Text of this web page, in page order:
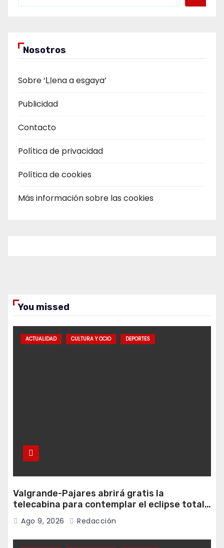
Nosotros
Sobre ‘Ḷḷena a esgaya’
Publicidad
Contacto
Política de privacidad
Política de cookies
Más información sobre las cookies
You missed
ACTUALIDAD CULTURA Y OCIO DEPORTES
Valgrande-Pajares abrirá gratis la
telecabina para contemplar el eclipse total
desde Cuitunigru
Ago 9, 2026 Redacción